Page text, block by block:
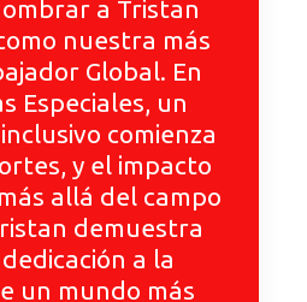
a Tristan
nuestra más
Global. En
Especiales, un
comienza
y el impacto
allá del campo
demuestra
a la
un mundo más